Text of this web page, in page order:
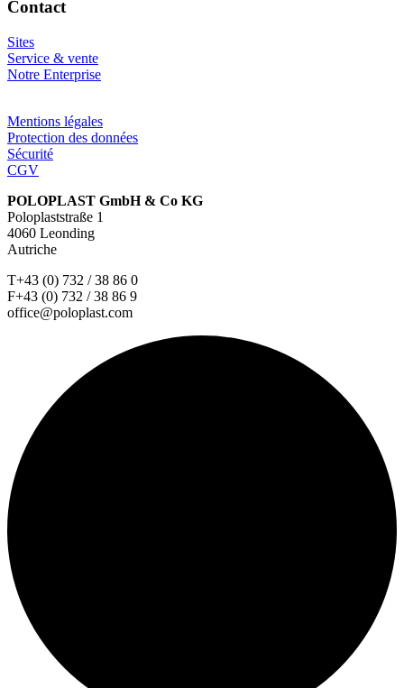
Contact
Sites
Service & vente
Notre Enterprise
Mentions légales
Protection des données
Sécurité
CGV
POLOPLAST GmbH & Co KG
Poloplaststraße 1
4060 Leonding
Autriche
T+43 (0) 732 / 38 86 0
F+43 (0) 732 / 38 86 9
office@poloplast.com